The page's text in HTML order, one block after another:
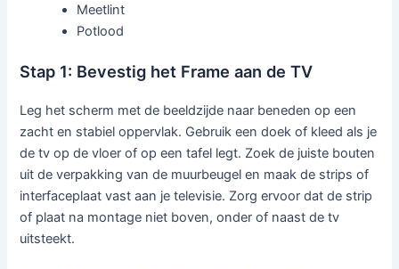
Meetlint
Potlood
Stap 1: Bevestig het Frame aan de TV
Leg het scherm met de beeldzijde naar beneden op een
zacht en stabiel oppervlak. Gebruik een doek of kleed als je
de tv op de vloer of op een tafel legt. Zoek de juiste bouten
uit de verpakking van de muurbeugel en maak de strips of
interfaceplaat vast aan je televisie. Zorg ervoor dat de strip
of plaat na montage niet boven, onder of naast de tv
uitsteekt.